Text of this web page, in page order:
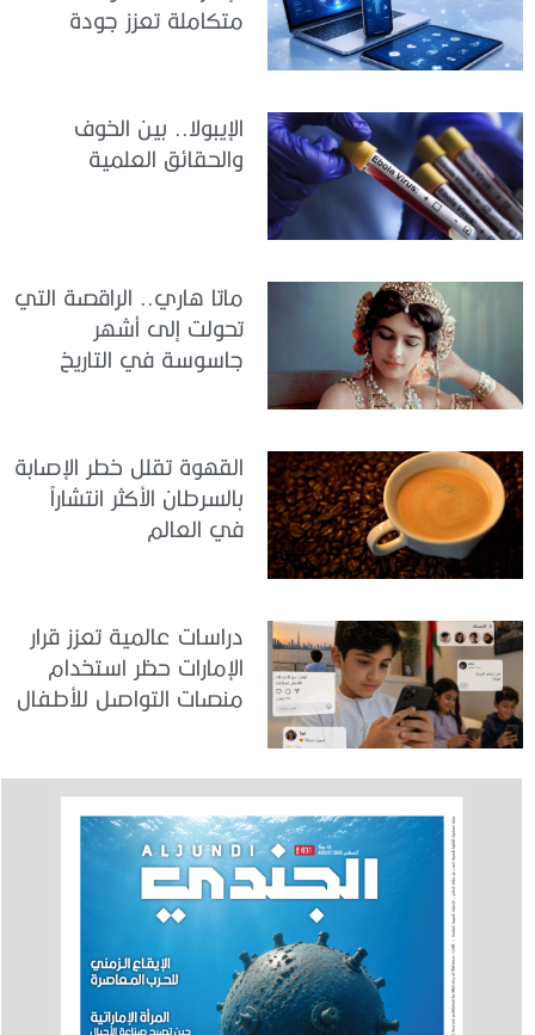
متكاملة تعزز جودة
الإيبولا.. بين الخوف
والحقائق العلمية
ماتا هاري.. الراقصة التي
تحولت إلى أشهر
جاسوسة في التاريخ
القهوة تقلل خطر الإصابة
بالسرطان الأكثر انتشاراً
في العالم
دراسات عالمية تعزز قرار
الإمارات حظر استخدام
منصات التواصل للأطفال